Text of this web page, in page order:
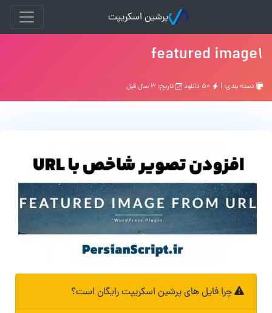
پرشین اسکریپت
featured image1
دسته بندی: | تاریخ: ۳ سال قبل
چرا فایل های پرشین اسکریپت رایگان است؟